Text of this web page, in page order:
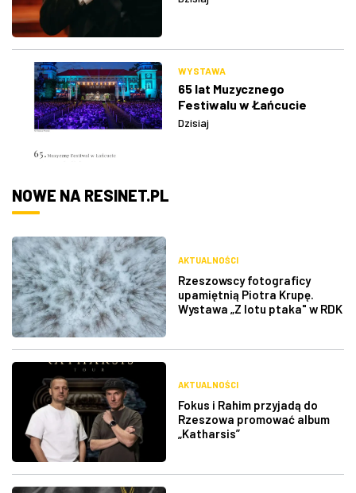
WYSTAWA
65 lat Muzycznego
Festiwalu w Łańcucie
Dzisiaj
NOWE NA RESINET.PL
AKTUALNOŚCI
Rzeszowscy fotograficy
upamiętnią Piotra Krupę.
Wystawa „Z lotu ptaka" w RDK
AKTUALNOŚCI
Fokus i Rahim przyjadą do
Rzeszowa promować album
„Katharsis”